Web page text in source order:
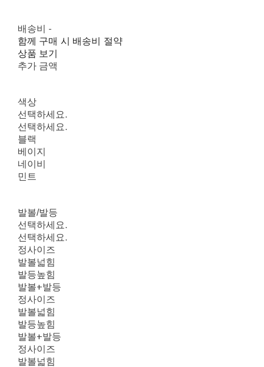
배송비 -
함께 구매 시 배송비 절약
상품 보기
추가 금액
색상
선택하세요.
선택하세요.
블랙
베이지
네이비
민트
발볼/발등
선택하세요.
선택하세요.
정사이즈
발볼넓힘
발등높힘
발볼+발등
정사이즈
발볼넓힘
발등높힘
발볼+발등
정사이즈
발볼넓힘